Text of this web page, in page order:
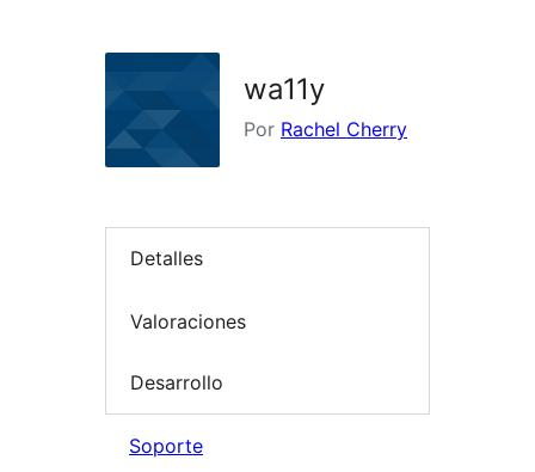
wa11y
Por Rachel Cherry
Detalles
Valoraciones
Desarrollo
Soporte